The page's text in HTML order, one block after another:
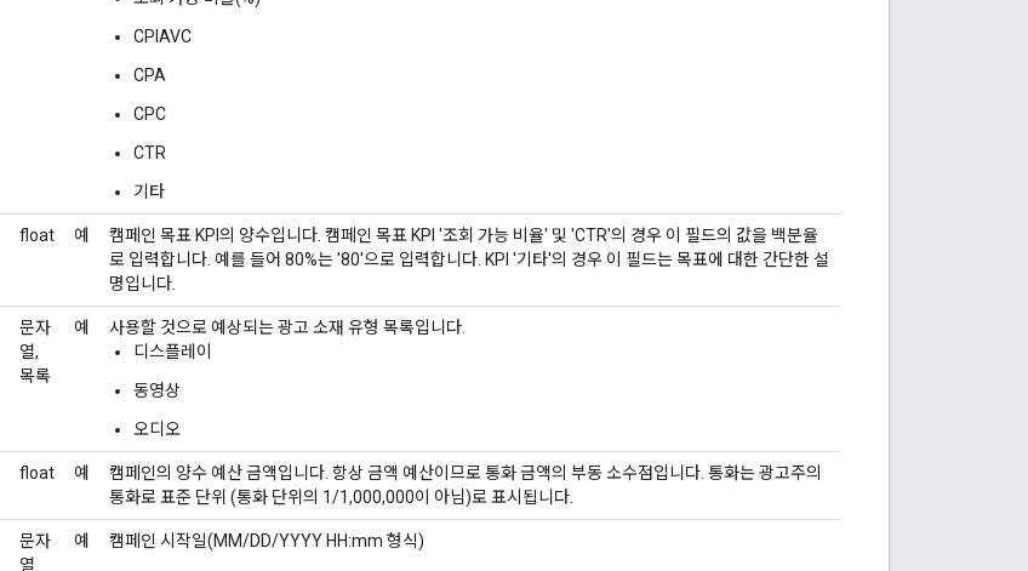
CPIAVC
CPA
CPC
CTR
기타
float 예
캠페인 목표 KPI의 양수입니다. 캠페인 목표 KPI '조회 가능 비율' 및 'CTR'의 경우 이 필드의 값을 백분율
로 입력합니다. 예를 들어 80%는 '80'으로 입력합니다. KPI '기타'의 경우 이 필드는 목표에 대한 간단한 설
명입니다.
문자
열,
목록
예
사용할 것으로 예상되는 광고 소재 유형 목록입니다.
디스플레이
동영상
오디오
float 예
캠페인의 양수 예산 금액입니다. 항상 금액 예산이므로 통화 금액의 부동 소수점입니다. 통화는 광고주의
통화로 표준 단위 (통화 단위의 1/1,000,000이 아님)로 표시됩니다.
문자
열
예 캠페인 시작일(MM/DD/YYYY HH:mm 형식)